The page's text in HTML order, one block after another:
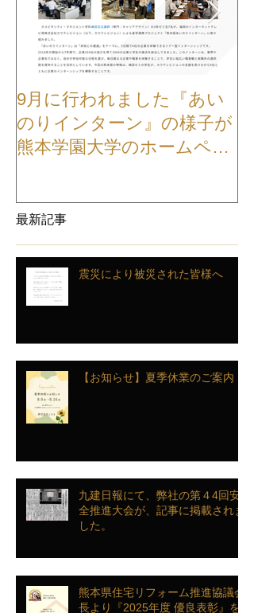
9月に行われました『あい
のりインターン』の様子が
熊本学園大学のホームペー
最新記事
震災により被災された皆様へ
【お知らせ】夏季休業のご案内
九建日報にて、弊社の第４4回安
全推進大会が、記事に掲載されま
した。
熊本県住宅リフォーム推進協議会
長より『2025年度 優良表彰』を